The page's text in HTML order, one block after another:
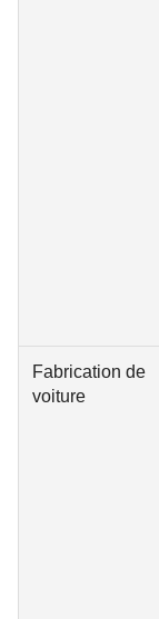
Fabrication de
voiture